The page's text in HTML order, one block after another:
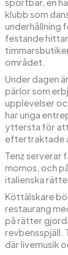
sportbar, en
klubb som
underhållning
festande
området.
Under dagen
pärlor som
upplevelser
har unga
yttersta för att
eftertraktade
Tenz serverar
momos, och
italienska
Köttälskare
restaurang
på rätter
revbensspjäll.
där livemusik